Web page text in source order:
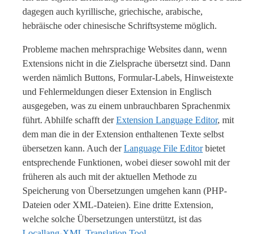
dagegen auch kyrillische, griechische, arabische,
hebräische oder chinesische Schriftsysteme möglich.
Probleme machen mehrsprachige Websites dann, wenn
Extensions nicht in die Zielsprache übersetzt sind. Dann
werden nämlich Buttons, Formular-Labels, Hinweistexte
und Fehlermeldungen dieser Extension in Englisch
ausgegeben, was zu einem unbrauchbaren Sprachenmix
führt. Abhilfe schafft derExtension Language Editor, mit
dem man die in der Extension enthaltenen Texte selbst
übersetzen kann. Auch derLanguage File Editorbietet
entsprechende Funktionen, wobei dieser sowohl mit der
früheren als auch mit der aktuellen Methode zu
Speicherung von Übersetzungen umgehen kann (PHP-
Dateien oder XML-Dateien). Eine dritte Extension,
welche solche Übersetzungen unterstützt, ist das